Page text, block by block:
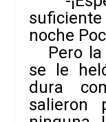
noche
Pero la
se le
dura
salieron